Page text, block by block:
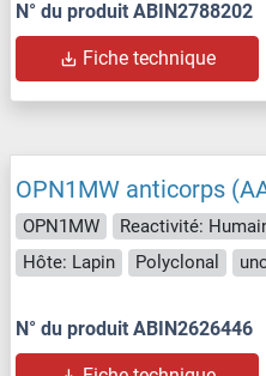
N° du produit ABIN2788202
Fiche technique
OPN1MW anticorps
OPN1MW Reactivité:
Hôte: Lapin
Polyclonal
N° du produit ABIN2626446